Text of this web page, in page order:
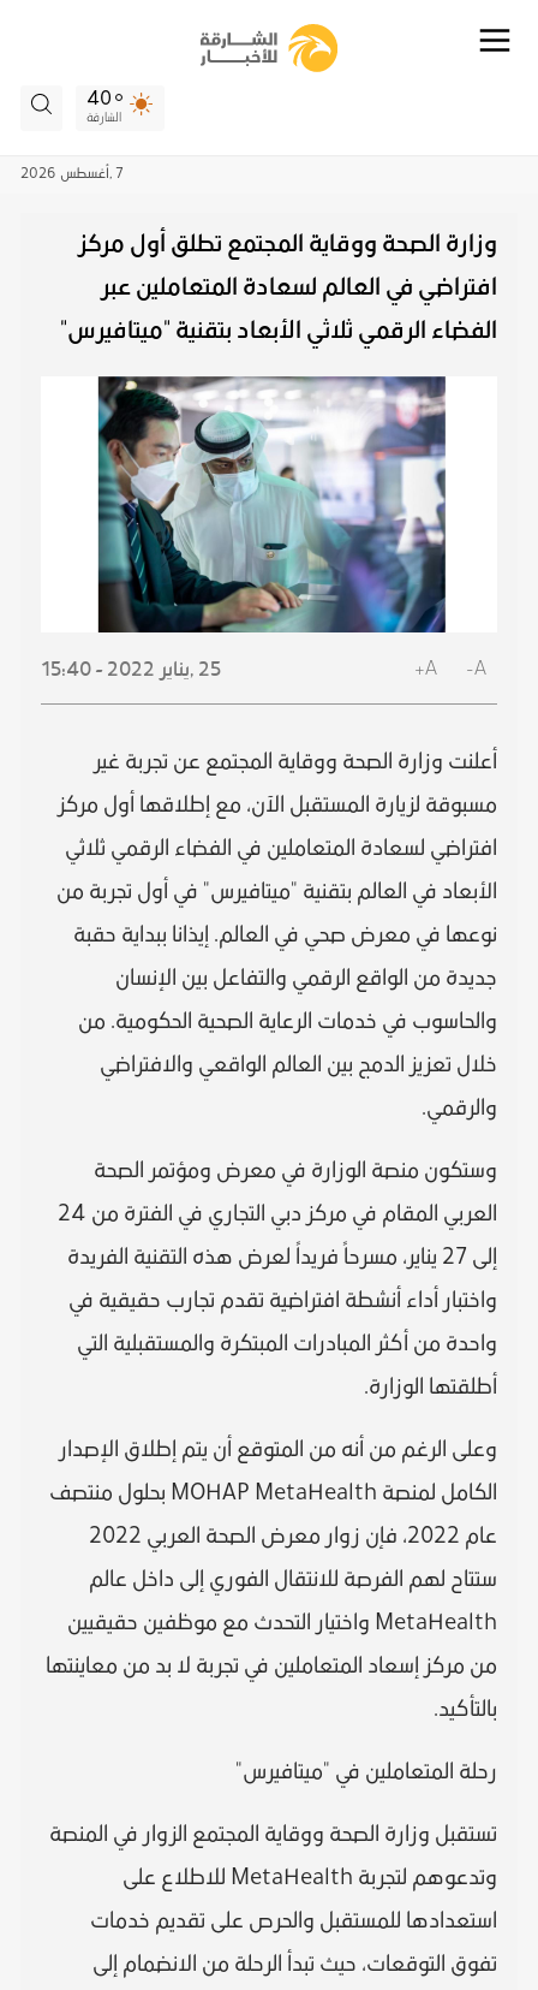
40
الشارقة
7 , أغسطس 2026
وزارة الصحة ووقاية المجتمع تطلق أول مركز
افتراضي في العالم لسعادة المتعاملين عبر
الفضاء الرقمي ثلاثي الأبعاد بتقنية "ميتافيرس"
A-
A+
25 , يناير 2022 - 15:40
أعلنت وزارة الصحة ووقاية المجتمع عن تجربة غير
مسبوقة لزيارة المستقبل الآن، مع إطلاقها أول مركز
افتراضي لسعادة المتعاملين في الفضاء الرقمي ثلاثي
الأبعاد في العالم بتقنية "ميتافيرس" في أول تجربة من
نوعها في معرض صحي في العالم. إيذانا ببداية حقبة
جديدة من الواقع الرقمي والتفاعل بين الإنسان
والحاسوب في خدمات الرعاية الصحية الحكومية. من
خلال تعزيز الدمج بين العالم الواقعي والافتراضي
والرقمي.
وستكون منصة الوزارة في معرض ومؤتمر الصحة
العربي المقام في مركز دبي التجاري في الفترة من 24
إلى 27 يناير، مسرحاً فريداً لعرض هذه التقنية الفريدة
واختبار أداء أنشطة افتراضية تقدم تجارب حقيقية في
واحدة من أكثر المبادرات المبتكرة والمستقبلية التي
أطلقتها الوزارة.
وعلى الرغم من أنه من المتوقع أن يتم إطلاق الإصدار
الكامل لمنصة MOHAP MetaHealth بحلول منتصف
عام 2022، فإن زوار معرض الصحة العربي 2022
ستتاح لهم الفرصة للانتقال الفوري إلى داخل عالم
MetaHealth واختيار التحدث مع موظفين حقيقيين
من مركز إسعاد المتعاملين في تجربة لا بد من معاينتها
بالتأكيد.
رحلة المتعاملين في "ميتافيرس"
تستقبل وزارة الصحة ووقاية المجتمع الزوار في المنصة
وتدعوهم لتجربة MetaHealth للاطلاع على
استعدادها للمستقبل والحرص على تقديم خدمات
تفوق التوقعات، حيث تبدأ الرحلة من الانضمام إلى